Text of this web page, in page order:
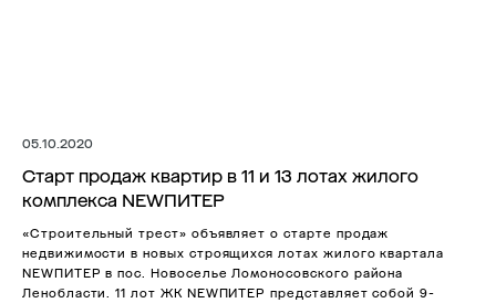
05.10.2020
Старт продаж квартир в 11 и 13 лотах жилого
комплекса NEWПИТЕР
«Строительный трест» объявляет о старте продаж
недвижимости в новых строящихся лотах жилого квартала
NEWПИТЕР в пос. Новоселье Ломоносовского района
Ленобласти. 11 лот ЖК NEWПИТЕР представляет собой 9-